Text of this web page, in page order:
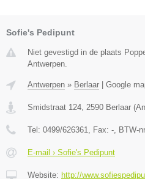
Sofie's Pedipunt
Niet gevestigd in de plaats
Antwerpen.
Antwerpen » Berlaar Google
Smidstraat 124, 2590 Berlaar (
Tel: 0499/626361, Fax: -, BTW-
E-mail › Sofie's Pedipunt
Website: http://